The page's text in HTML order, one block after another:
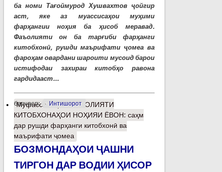
ба номи Тағоймурод Хушвахтов ҷойгир
аст, яке аз муассисаҳои муҳими
фарҳангии ноҳия ба ҳисоб меравад.
Фаъолияти он ба тарғиби фарҳанги
китобхонӣ, рушди маърифати ҷомеа ва
фароҳам овардани шароити мусоид барои
истифодаи захираи китобҳо равона
гардидааст...
барчасп: Интишорот
Муфассалтаро ФАЪОЛИЯТИ
КИТОБХОНАҲОИ НОҲИЯИ ЁВОН: саҳм
дар рушди фарҳанги китобхонӣ ва
маърифати ҷомеа
БОЗМОНДАҲОИ ҶАШНИ
ТИРГОН ДАР ВОДИИ ҲИСОР